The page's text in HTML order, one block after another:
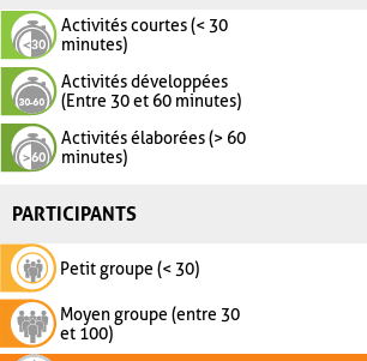
Activités courtes (< 30
minutes)
Activités développées
(Entre 30 et 60 minutes)
Activités élaborées (> 60
minutes)
PARTICIPANTS
Petit groupe (< 30)
Moyen groupe (entre 30
et 100)